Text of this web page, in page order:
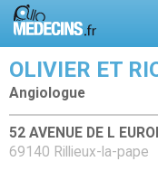
OLIVIER ET
Angiologue
52 AVENUE DE L
69140 Rillieux-la-pape